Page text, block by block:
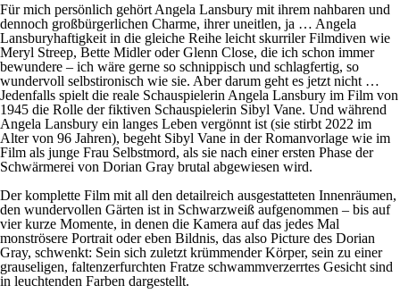
Für mich persönlich gehört Angela Lansbury mit ihrem nahbaren und
dennoch großbürgerlichen Charme, ihrer uneitlen, ja … Angela
Lansburyhaftigkeit in die gleiche Reihe leicht skurriler Filmdiven wie
Meryl Streep, Bette Midler oder Glenn Close, die ich schon immer
bewundere – ich wäre gerne so schnippisch und schlagfertig, so
wundervoll selbstironisch wie sie. Aber darum geht es jetzt nicht …
Jedenfalls spielt die reale Schauspielerin Angela Lansbury im Film von
1945 die Rolle der fiktiven Schauspielerin Sibyl Vane. Und während
Angela Lansbury ein langes Leben vergönnt ist (sie stirbt 2022 im
Alter von 96 Jahren), begeht Sibyl Vane in der Romanvorlage wie im
Film als junge Frau Selbstmord, als sie nach einer ersten Phase der
Schwärmerei von Dorian Gray brutal abgewiesen wird.
Der komplette Film mit all den detailreich ausgestatteten Innenräumen,
den wundervollen Gärten ist in Schwarzweiß aufgenommen – bis auf
vier kurze Momente, in denen die Kamera auf das jedes Mal
monströsere Portrait oder eben Bildnis, das also Picture des Dorian
Gray, schwenkt: Sein sich zuletzt krümmender Körper, sein zu einer
grauseligen, faltenzerfurchten Fratze schwammverzerrtes Gesicht sind
in leuchtenden Farben dargestellt.